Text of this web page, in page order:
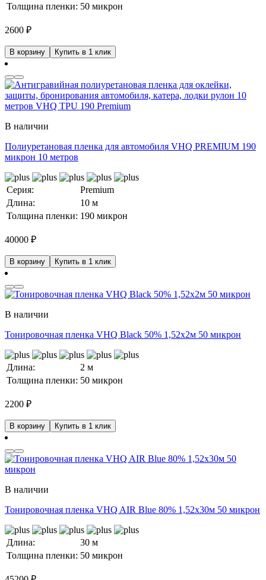
Толщина пленки: 50 микрон
2600 ₽
В корзину Купить в 1 клик
В наличии
Полиуретановая пленка для автомобиля VHQ PREMIUM 190
микрон 10 метров
Серия:
Premium
Длина:
10 м
Толщина пленки: 190 микрон
40000 ₽
В корзину Купить в 1 клик
В наличии
Тонировочная пленка VHQ Black 50% 1,52x2м 50 микрон
Длина:
2 м
Толщина пленки: 50 микрон
2200 ₽
В корзину Купить в 1 клик
В наличии
Тонировочная пленка VHQ AIR Blue 80% 1,52x30м 50 микрон
Длина:
30 м
Толщина пленки: 50 микрон